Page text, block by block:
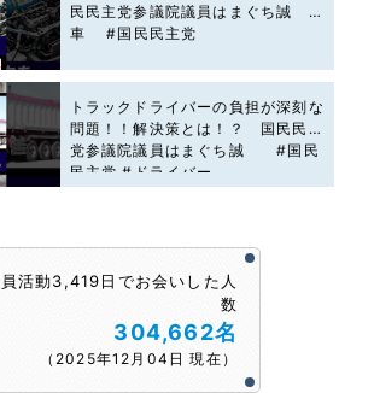
民民主党参議院議員はまぐち誠 #
車 #国民民主党
トラックドライバーの負担が深刻な
問題！！解決策とは！？ 国民民主
党参議院議員はまぐち誠 #国民
民主党 #ドライバー
活動3,419日でお会いした人
数
304,662名
（2025年12月04日 現在）